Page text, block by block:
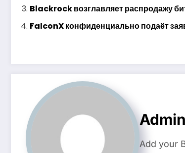
Blackrock возглавляет распродажу
FalconX конфиденциально подаёт
Admin
Add your